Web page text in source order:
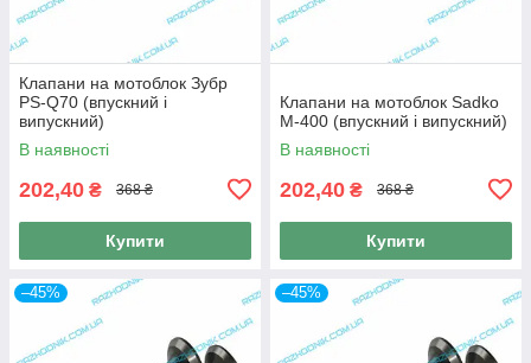
Клапани на мотоблок Зубр
PS-Q70 (впускний і
випускний)
В наявності
202,40 ₴ 368 ₴
Купити
Клапани на мотоблок Sadko
M-400 (впускний і випускний)
В наявності
202,40 ₴ 368 ₴
Купити
–45% –45%